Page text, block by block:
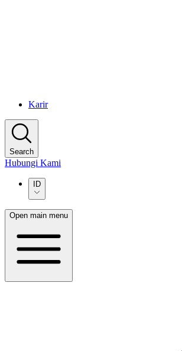
Karir
Search
Hubungi Kami
ID
Open main menu